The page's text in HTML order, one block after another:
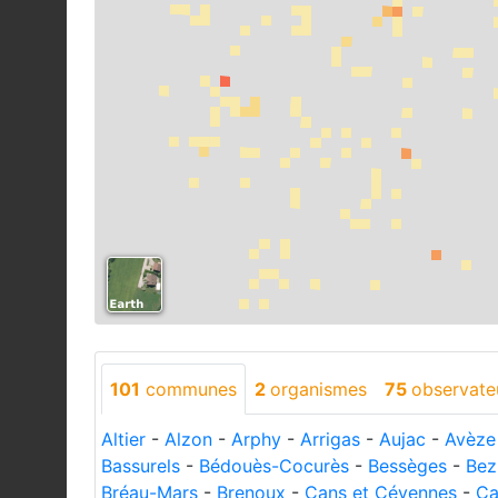
101 communes 2 organismes 75
Altier - Alzon - Arphy - Arrigas - Aujac - Avèze
Bassurels - Bédouès-Cocurès - Bessèges -
Bréau-Mars - Brenoux - Cans et Cévennes -